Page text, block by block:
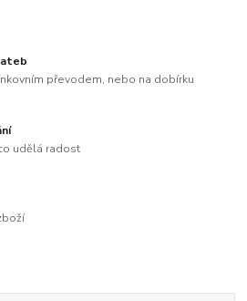
převodem, nebo na dobírku
udělá radost